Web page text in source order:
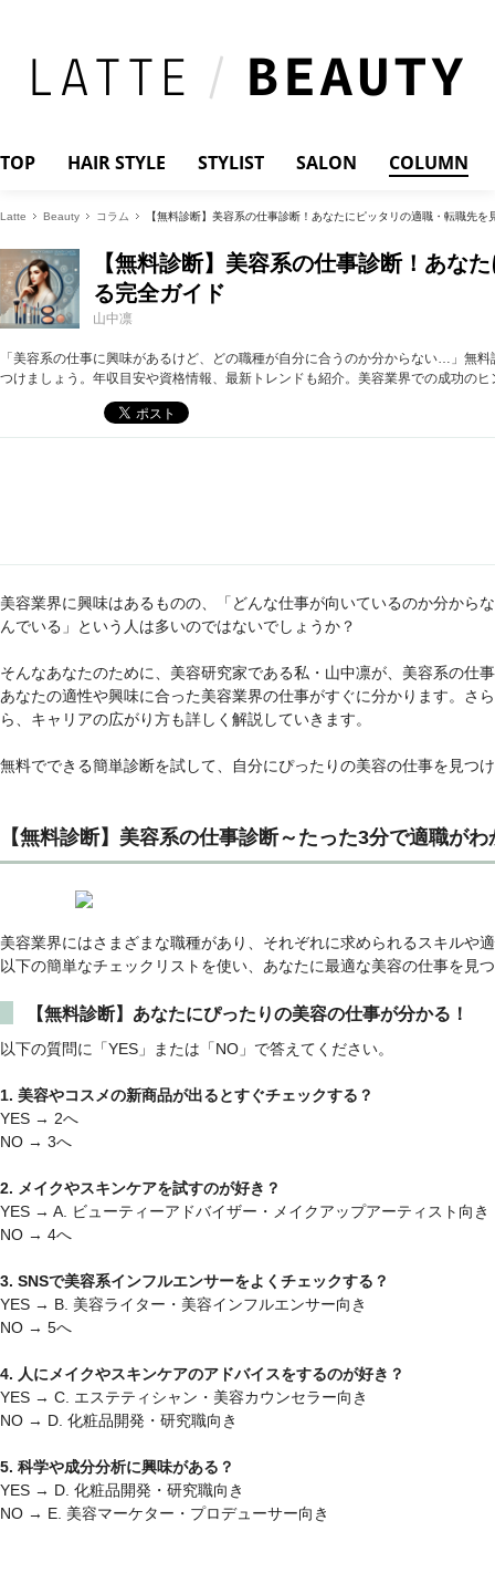
TOP HAIR STYLE STYLIST SALON COLUMN
Latte Beauty コラム 【無料診断】美容系の仕事診断！あなたにピッタリの適職・転職先を
【無料診断】美容系の仕事診断！あな
る完全ガイド
山中凛
「美容系の仕事に興味があるけど、どの職種が自分に合うのか分からない…」無
つけましょう。年収目安や資格情報、最新トレンドも紹介。美容業界での成功の
美容業界に興味はあるものの、「どんな仕事が向いているのか分から
んでいる」という人は多いのではないでしょうか？
そんなあなたのために、美容研究家である私・山中凛が、美容系の仕
あなたの適性や興味に合った美容業界の仕事がすぐに分かります。さ
ら、キャリアの広がり方も詳しく解説していきます。
無料でできる簡単診断を試して、自分にぴったりの美容の仕事を見つ
【無料診断】美容系の仕事診断～たった3分で適職が
美容業界にはさまざまな職種があり、それぞれに求められるスキルや
以下の簡単なチェックリストを使い、あなたに最適な美容の仕事を見
【無料診断】あなたにぴったりの美容の仕事が分かる！
以下の質問に「YES」または「NO」で答えてください。
1. 美容やコスメの新商品が出るとすぐチェックする？
YES → 2へ
NO → 3へ
2. メイクやスキンケアを試すのが好き？
YES → A. ビューティーアドバイザー・メイクアップアーティスト向き
NO → 4へ
3. SNSで美容系インフルエンサーをよくチェックする？
YES → B. 美容ライター・美容インフルエンサー向き
NO → 5へ
4. 人にメイクやスキンケアのアドバイスをするのが好き？
YES → C. エステティシャン・美容カウンセラー向き
NO → D. 化粧品開発・研究職向き
5. 科学や成分分析に興味がある？
YES → D. 化粧品開発・研究職向き
NO → E. 美容マーケター・プロデューサー向き